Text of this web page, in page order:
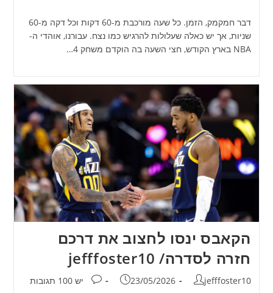
דבר חמקמק, הזמן. כל שעה מורכבת מ-60 דקות וכל דקה מ-60
שניות, אך יש כאלה שעלולות להרגיש כמו נצח. עבורנו, אוהדי ה-
NBA בארץ הקודש, חצי השעה בה הוקדם משחק 4…
הקאבס ינסו לחצוב את דרכם
חזרה לסדרה/ jefffoster10
מחבר:
jefffoster10 פורסם:
23/05/2026 תגובות:
יש 100 תגובות